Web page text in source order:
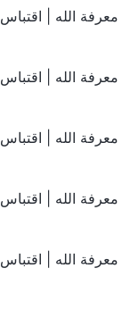
معرفة الله | اقتباس
معرفة الله | اقتباس
معرفة الله | اقتباس
معرفة الله | اقتباس
معرفة الله | اقتباس